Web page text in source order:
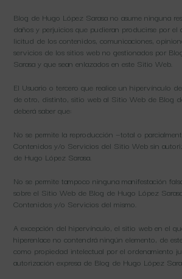
Blog de Hugo López Sarasa no asume ninguna
daños y perjuicios que pudieran producirse por el
licitud de los contenidos, comunicaciones,
servicios de los sitios web no gestionados por
Sarasa y que sean enlazados en este Sitio Web.
El Usuario o tercero que realice un hipervínculo
de otro, distinto, sitio web al Sitio Web de Blog
deberá saber que:
No se permite la reproducción —total o
Contenidos y/o Servicios del Sitio Web sin
de Hugo López Sarasa.
No se permite tampoco ninguna manifestación
sobre el Sitio Web de Blog de Hugo López
Contenidos y/o Servicios del mismo.
A excepción del hipervínculo, el sitio web en el
hiperenlace no contendrá ningún elemento, de
como propiedad intelectual por el ordenamiento
autorización expresa de Blog de Hugo López